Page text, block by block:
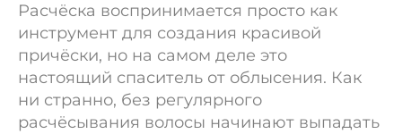
Расчёска воспринимается просто как
инструмент для создания красивой
причёски, но на самом деле это
настоящий спаситель от облысения. Как
ни странно, без регулярного
расчёсывания волосы начинают выпадать